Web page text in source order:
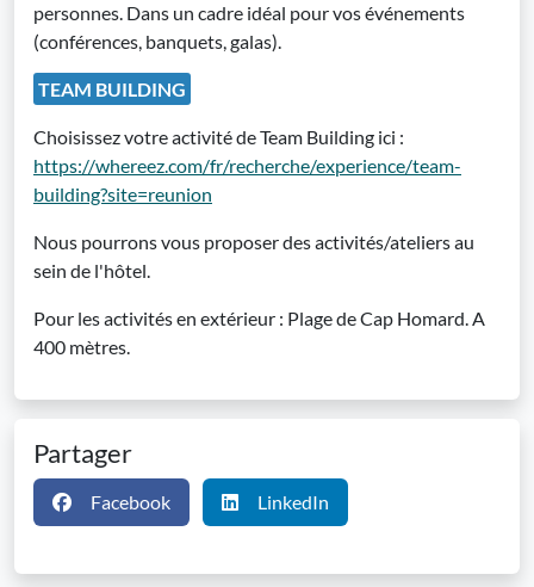
personnes. Dans un cadre idéal pour vos événements
(conférences, banquets, galas).
TEAM BUILDING
Choisissez votre activité de Team Building ici :
https://whereez.com/fr/recherche/experience/team-
building?site=reunion
Nous pourrons vous proposer des activités/ateliers au
sein de l'hôtel.
Pour les activités en extérieur : Plage de Cap Homard. A
400 mètres.
Partager
Facebook LinkedIn